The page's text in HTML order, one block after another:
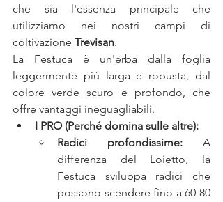
che sia l'essenza principale che
utilizziamo nei nostri campi di
coltivazione Trevisan.
La Festuca è un'erba dalla foglia
leggermente più larga e robusta, dal
colore verde scuro e profondo, che
offre vantaggi ineguagliabili.
I PRO (Perché domina sulle altre):
Radici profondissime: A
differenza del Loietto, la
Festuca sviluppa radici che
possono scendere fino a 60-80